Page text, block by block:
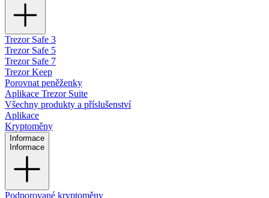
Trezor Safe 3
Trezor Safe 5
Trezor Safe 7
Trezor Keep
Porovnat peněženky
Aplikace Trezor Suite
Všechny produkty a příslušenství
Aplikace
Kryptoměny
Informace
Informace
Podporované kryptoměny